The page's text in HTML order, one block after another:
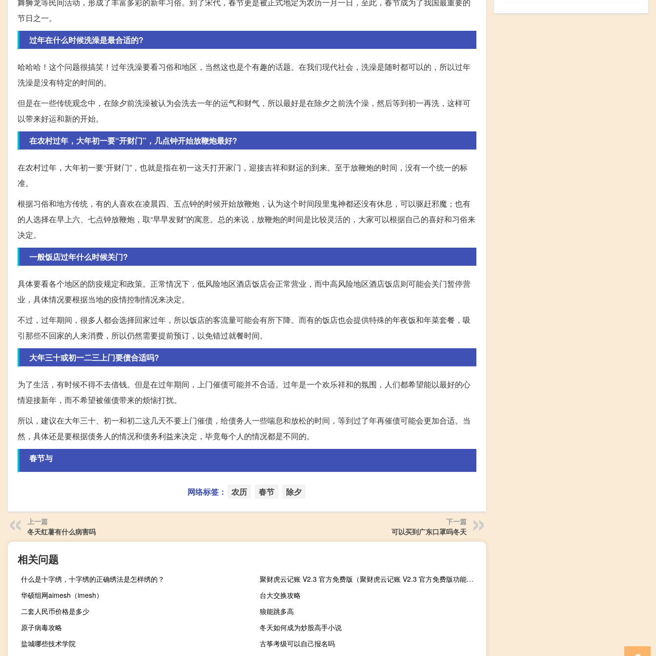
节日之一。
过年在什么时候洗澡是最合适的?
哈哈哈！这个问题很搞笑！过年洗澡要看习俗和地区，当然这也是个有趣的话题。在我们现代社会，洗澡是随时都可以的，所以过年
洗澡是没有特定的时间的。
但是在一些传统观念中，在除夕前洗澡被认为会洗去一年的运气和财气，所以最好是在除夕之前洗个澡，然后等到初一再洗，这样可
以带来好运和新的开始。
在农村过年，大年初一要“开财门”，几点钟开始放鞭炮最好?
在农村过年，大年初一要“开财门”，也就是指在初一这天打开家门，迎接吉祥和财运的到来。至于放鞭炮的时间，没有一个统一的标
准。
根据习俗和地方传统，有的人喜欢在凌晨四、五点钟的时候开始放鞭炮，认为这个时间段里鬼神都还没有休息，可以驱赶邪魔；也有
的人选择在早上六、七点钟放鞭炮，取“早早发财”的寓意。总的来说，放鞭炮的时间是比较灵活的，大家可以根据自己的喜好和习俗来
决定。
一般饭店过年什么时候关门?
具体要看各个地区的防疫规定和政策。正常情况下，低风险地区酒店饭店会正常营业，而中高风险地区酒店饭店则可能会关门暂停营
业，具体情况要根据当地的疫情控制情况来决定。
不过，过年期间，很多人都会选择回家过年，所以饭店的客流量可能会有所下降。而有的饭店也会提供特殊的年夜饭和年菜套餐，吸
引那些不回家的人来消费，所以仍然需要提前预订，以免错过就餐时间。
大年三十或初一二三上门要债合适吗?
为了生活，有时候不得不去借钱。但是在过年期间，上门催债可能并不合适。过年是一个欢乐祥和的氛围，人们都希望能以最好的心
情迎接新年，而不希望被催债带来的烦恼打扰。
所以，建议在大年三十、初一和初二这几天不要上门催债，给债务人一些喘息和放松的时间，等到过了年再催债可能会更加合适。当
然，具体还是要根据债务人的情况和债务利益来决定，毕竟每个人的情况都是不同的。
春节与
网络标签： 农历 春节 除夕
上一篇
冬天红薯有什么病害吗
下一篇
可以买到广东口罩吗冬天
相关问题
什么是十字绣，十字绣的正确绣法是怎样绣的？
聚财虎云记账 V2.3 官方免费版（聚财虎云记账 V2.3 官方免费版功能简介）
华硕组网aimesh（imesh）
台大交换攻略
二套人民币价格是多少
狼能跳多高
原子病毒攻略
冬天如何成为炒股高手小说
盐城哪些技术学院
古筝考级可以自己报名吗